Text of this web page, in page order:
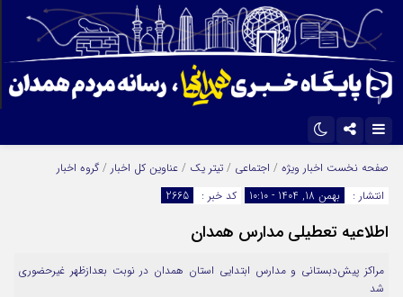
اینستاگرام
تلگرام
ایتا
آپارات
صفحه نخست اخبار ویژه / اجتماعی / تیتر یک / عناوین کل اخبار / گروه اخبار
انتشار :
بهمن 18, 1404 - 10:10 کد خبر : 2665
اطلاعیه تعطیلی مدارس همدان
مراکز پیش‌دبستانی و مدارس ابتدایی استان همدان در نوبت بعدازظهر غیرحضوری
شد